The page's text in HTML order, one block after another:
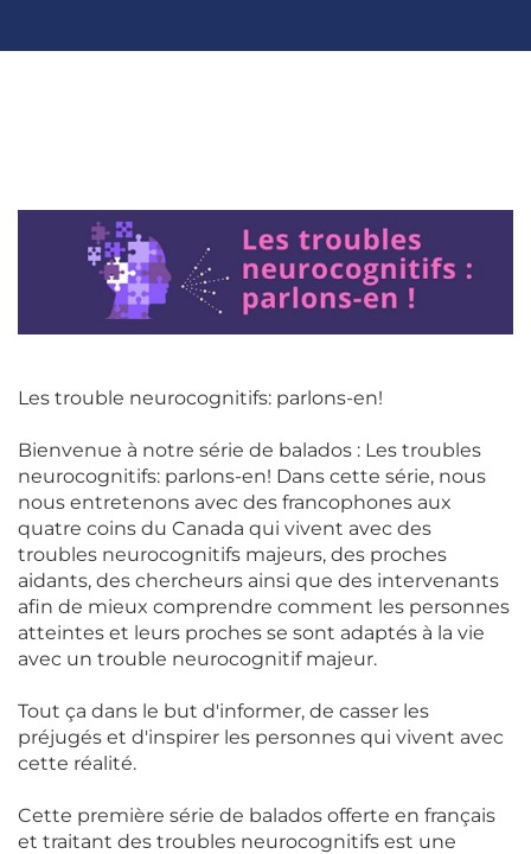
Les trouble neurocognitifs: parlons-en!
Bienvenue à notre série de balados : Les troubles
neurocognitifs: parlons-en! Dans cette série, nous
nous entretenons avec des francophones aux
quatre coins du Canada qui vivent avec des
troubles neurocognitifs majeurs, des proches
aidants, des chercheurs ainsi que des intervenants
afin de mieux comprendre comment les personnes
atteintes et leurs proches se sont adaptés à la vie
avec un trouble neurocognitif majeur.
Tout ça dans le but d'informer, de casser les
préjugés et d'inspirer les personnes qui vivent avec
cette réalité.
Cette première série de balados offerte en français
et traitant des troubles neurocognitifs est une